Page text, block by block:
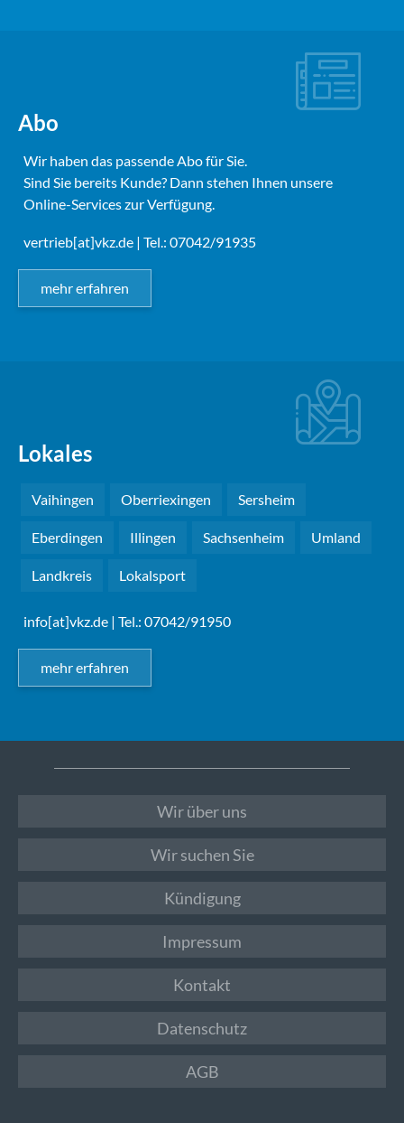
Abo
Wir haben das passende Abo für Sie.
Sind Sie bereits Kunde? Dann stehen Ihnen unsere
Online-Services zur Verfügung.
vertrieb[at]vkz.de | Tel.: 07042/91935
mehr erfahren
Lokales
Vaihingen Oberriexingen Sersheim
Eberdingen Illingen Sachsenheim Umland
Landkreis Lokalsport
info[at]vkz.de | Tel.: 07042/91950
mehr erfahren
Wir über uns
Wir suchen Sie
Kündigung
Impressum
Kontakt
Datenschutz
AGB